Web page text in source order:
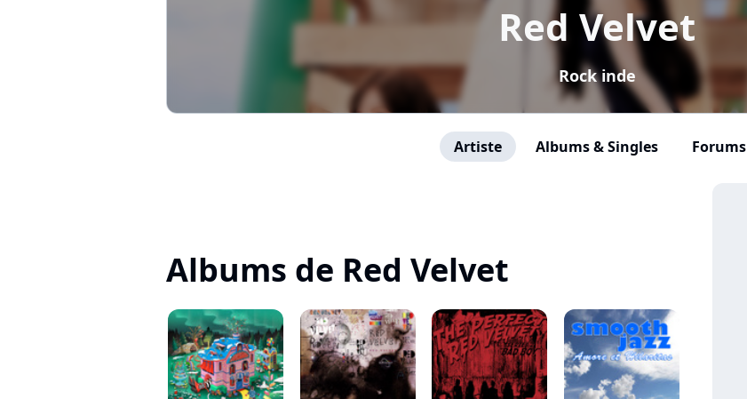
Red Velvet
Rock inde
Artiste Albums & Singles Forums
Albums de Red Velvet